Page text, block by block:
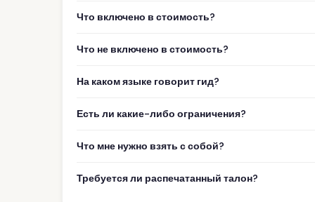
Что включено в стоимость?
Что не включено в стоимость?
На каком языке говорит гид?
Есть ли какие-либо ограничения?
Что мне нужно взять с собой?
Требуется ли распечатанный талон?